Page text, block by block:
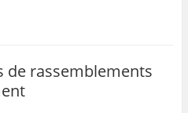
de rassemblements